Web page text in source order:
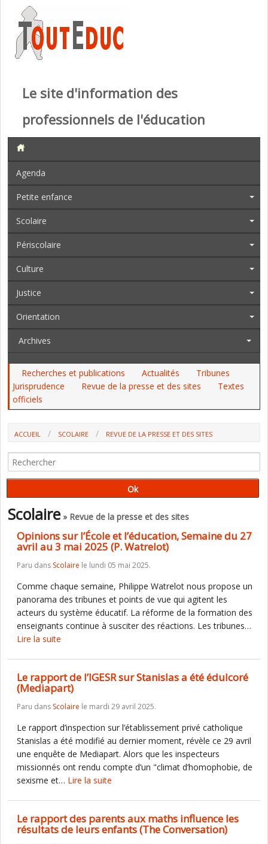
Le site d'information des
professionnels de l'éducation
Agenda
Petite enfance
Scolaire
Périscolaire
Culture
Justice
Orientation
Archives
Recherches et publications Actualités
Tribunes
Jurisprudence
Revue de la presse et des sites
Textes
officiels
ACCUEIL SCOLAIRE REVUE DE LA PRESSE ET DES SITES
Scolaire» Revue de la presse et des sites
Opinions sur l’École et l’éducation, Semaine du 27
avril au 3 mai 2025 (P. Watrelot)
Paru dans Scolaire le lundi 05 mai 2025.
Comme chaque semaine, Philippe Watrelot nous propose un
panorama des tribunes et points de vue qui agitent les
acteurs du système éducatif. La réforme de la formation des
enseignants continue à susciter des réactions. Les tribunes…
Lire la suite
Le rapport de l’IGESR sur Stanislas a été édulcoré
(Mediapart)
Paru dans Scolaire le mardi 29 avril 2025.
Le rapport d’inspection sur l’établissement privé catholique
Stanislas a été modifié au dernier moment, révèle ce 29 avril
une enquête de Mediapart. Alors que les inspecteurs
missionnés ont rendu compte d’un "climat d’homophobie, de
sexisme et… Lire la suite
Le rapport des parents aux maths influence les
résultats de leurs enfants (The Conversation)